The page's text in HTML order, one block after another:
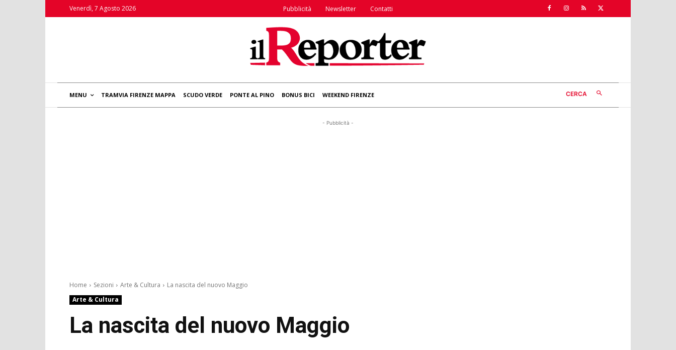
Venerdì, 7 Agosto 2026 Pubblicità Newsletter Contatti
MENU TRAMVIA FIRENZE MAPPA SCUDO VERDE PONTE AL PINO BONUS BICI WEEKEND FIRENZE CERCA
- Pubblicità -
Home Sezioni Arte & Cultura
La nascita del nuovo Maggio
Arte & Cultura
La nascita del nuovo Maggio